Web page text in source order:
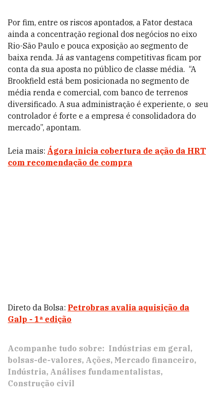
Por fim, entre os riscos apontados, a Fator destaca
ainda a concentração regional dos negócios no eixo
Rio-São Paulo e pouca exposição ao segmento de
baixa renda. Já as vantagens competitivas ficam por
conta da sua aposta no público de classe média. “A
Brookfield está bem posicionada no segmento de
média renda e comercial, com banco de terrenos
diversificado. A sua administração é experiente, o seu
controlador é forte e a empresa é consolidadora do
mercado”, apontam.
Leia mais: Ágora inicia cobertura de ação da HRT
com recomendação de compra
Direto da Bolsa: Petrobras avalia aquisição da
Galp - 1ª edição
Acompanhe tudo sobre: Indústrias em geral
bolsas-de-valores Ações Mercado financeiro
Indústria Análises fundamentalistas
Construção civil